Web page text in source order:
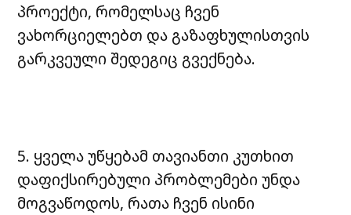
პროექტი, რომელსაც ჩვენ
ვახორციელებთ და გაზაფხულისთვის
გარკვეული შედეგიც გვექნება.
5. ყველა უწყებამ თავიანთი კუთხით
დაფიქსირებული პრობლემები უნდა
მოგვაწოდოს, რათა ჩვენ ისინი